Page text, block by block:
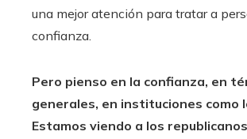
una mejor atención para tratar a
confianza.
Pero pienso en la confianza, en
generales, en instituciones como
Estamos viendo a los